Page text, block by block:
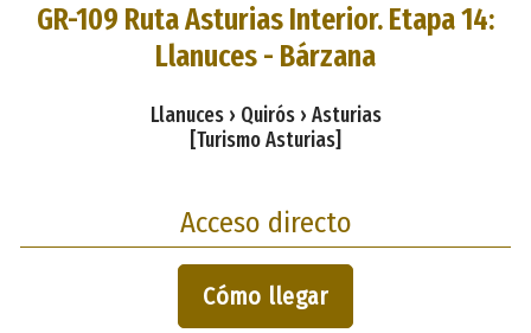
GR-109 Ruta Asturias Interior. Etapa 14:
Llanuces - Bárzana
Llanuces › Quirós › Asturias
[Turismo Asturias]
Acceso directo
Cómo llegar